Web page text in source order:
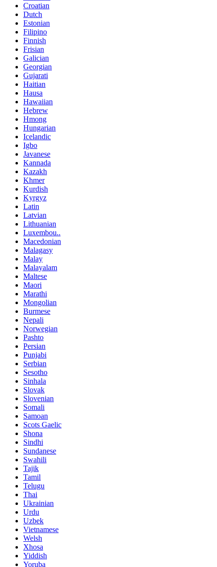
Croatian
Dutch
Estonian
Filipino
Finnish
Frisian
Galician
Georgian
Gujarati
Haitian
Hausa
Hawaiian
Hebrew
Hmong
Hungarian
Icelandic
Igbo
Javanese
Kannada
Kazakh
Khmer
Kurdish
Kyrgyz
Latin
Latvian
Lithuanian
Luxembou..
Macedonian
Malagasy
Malay
Malayalam
Maltese
Maori
Marathi
Mongolian
Burmese
Nepali
Norwegian
Pashto
Persian
Punjabi
Serbian
Sesotho
Sinhala
Slovak
Slovenian
Somali
Samoan
Scots Gaelic
Shona
Sindhi
Sundanese
Swahili
Tajik
Tamil
Telugu
Thai
Ukrainian
Urdu
Uzbek
Vietnamese
Welsh
Xhosa
Yiddish
Yoruba